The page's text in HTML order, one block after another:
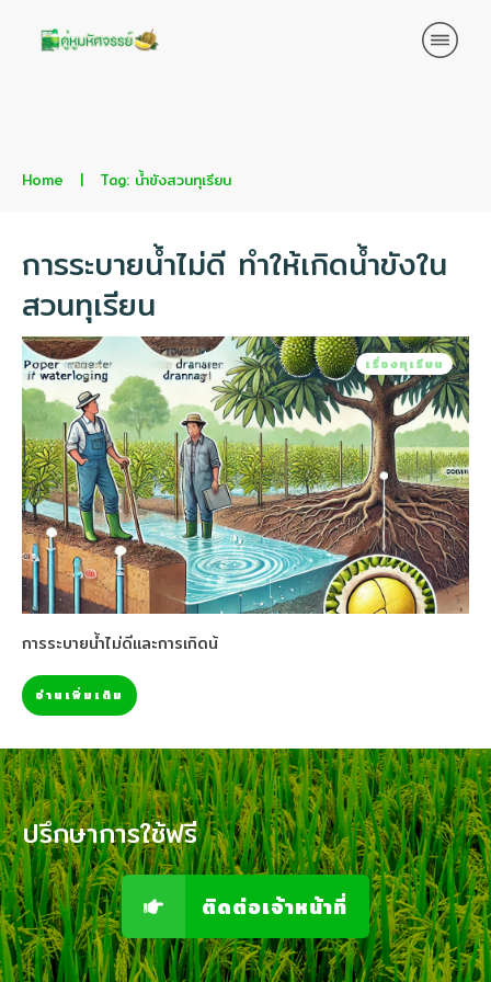
Home | Tag: น้ำขังสวนทุเรียน
การระบายน้ำไม่ดี ทำให้เกิดน้ำขังใน
สวนทุเรียน
เรื่องทุเรียน
การระบายน้ำไม่ดีและการเกิดน้
อ่านเพิ่มเติม
ปรึกษาการใช้ฟรี
ติดต่อเจ้าหน้าที่